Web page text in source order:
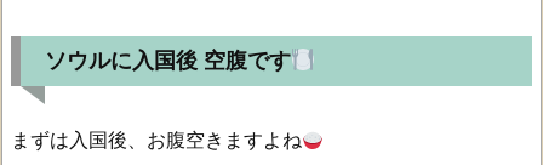
ソウルに入国後 空腹です
まずは入国後、お腹空きますよね